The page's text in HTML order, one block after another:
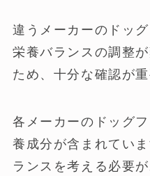
違うメーカーのドッ
栄養バランスの調整
ため、十分な確認が重
各メーカーのドッグ
養成分が含まれてい
ランスを考える必要が